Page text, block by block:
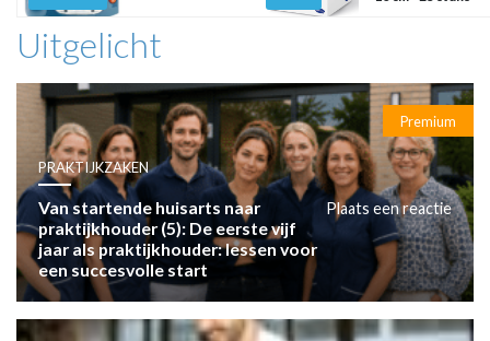
Uitgelicht
Premium
PRAKTIJKZAKEN
Van startende huisarts naar
praktijkhouder (5): De eerste vijf
jaar als praktijkhouder: lessen voor
een succesvolle start
Plaats een reactie